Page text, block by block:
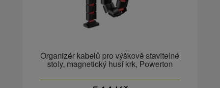
Organizér kabelů pro výškově stavitelné
stoly, magnetický husí krk, Powerton